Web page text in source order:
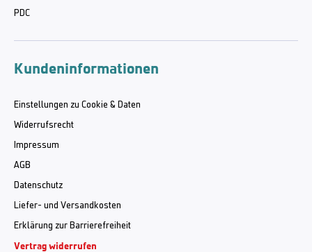
PDC
Kundeninformationen
Einstellungen zu Cookie & Daten
Widerrufsrecht
Impressum
AGB
Datenschutz
Liefer- und Versandkosten
Erklärung zur Barrierefreiheit
Vertrag widerrufen